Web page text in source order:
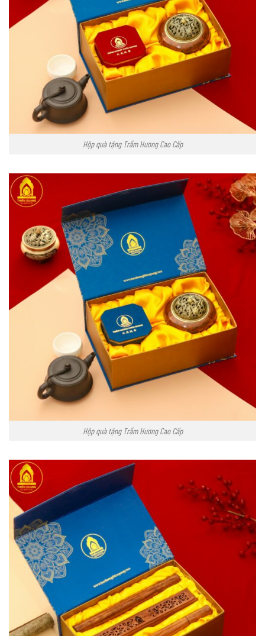
Hộp quà tặng Trầm Hương Cao Cấp
Hộp quà tặng Trầm Hương Cao Cấp